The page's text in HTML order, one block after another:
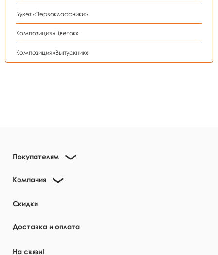
Букет «Первоклассники»
Композиция «Цветок»
Композиция «Выпускник»
Покупателям
Компания
Скидки
Доставка и оплата
На связи!